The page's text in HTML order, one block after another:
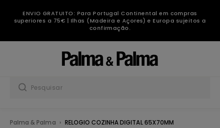
ENVIO GRATUITO: Para Portugal Continental em compras
superiores a 75€ | Ilhas (Madeira e Açores) e Europa sujeitos a
confirmação.
Palma & Palma RELOGIO COZINHA DIGITAL 65X70MM